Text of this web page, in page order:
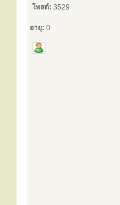
โพสต์: 3529
อายุ: 0